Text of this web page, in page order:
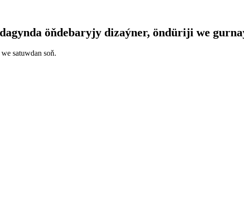
öňdebaryjy dizaýner, öndüriji we
satuwdan soň.